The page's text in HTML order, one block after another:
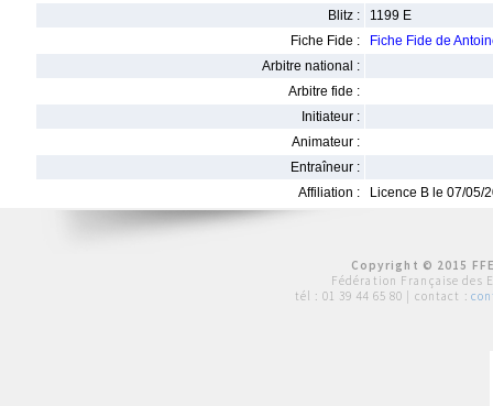
Blitz :
1199 E
Fiche Fide :
Fiche Fide de
Arbitre national :
Arbitre fide :
Initiateur :
Animateur :
Entraîneur :
Affiliation :
Licence B le 07/05/
Copyright © 2015
Fédération Française des
tél : 01 39 44 65 80 | contact :